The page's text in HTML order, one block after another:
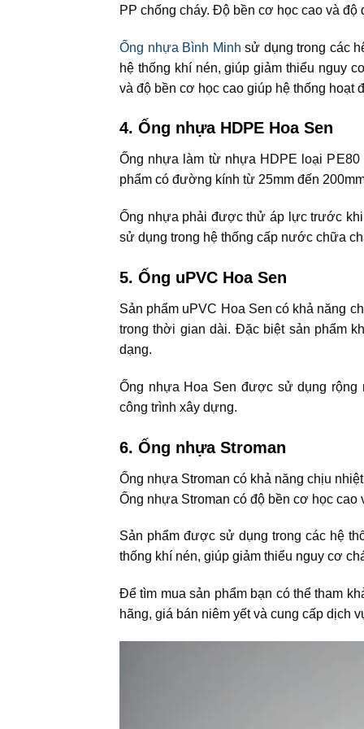
PP chống cháy. Độ bền cơ học cao và
Ống nhựa Bình Minh sử dụng trong các
hệ thống khí nén, giúp giảm thiểu nguy
và độ bền cơ học cao giúp hệ thống hoạt
4. Ống nhựa HDPE Hoa Sen
Ống nhựa làm từ nhựa HDPE loại
phẩm có đường kính từ 25mm đến
Ống nhựa phải được thử áp lực trước
sử dụng trong hệ thống cấp nước chữa
5. Ống uPVC Hoa Sen
Sản phẩm uPVC Hoa Sen có khả năng
trong thời gian dài. Đặc biệt sản phẩm
dạng.
Ống nhựa Hoa Sen được sử dụng rộng
công trình xây dựng.
6. Ống nhựa Stroman
Ống nhựa Stroman có khả năng chịu
Ống nhựa Stroman có độ bền cơ học cao
Sản phẩm được sử dụng trong các hệ
thống khí nén, giúp giảm thiểu nguy cơ
Để tìm mua sản phẩm bạn có thể tham
hãng, giá bán niêm yết và cung cấp dịch